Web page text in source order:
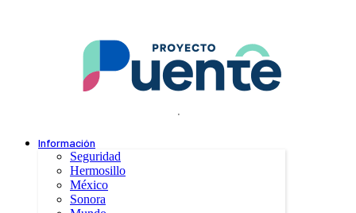
.
Información
Seguridad
Hermosillo
México
Sonora